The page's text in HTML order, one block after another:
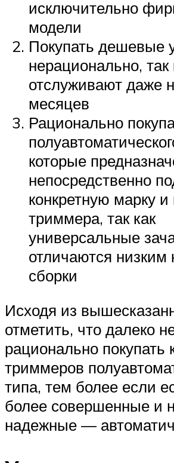
исключительно
модели
Покупать дешевые
нерационально, так
отслуживают даже
месяцев
Рационально
которые
непосредственно
конкретную марку
триммера, так как
универсальные
отличаются низким
сборки
Исходя из
отметить, что далеко
рационально покупать
триммеров
типа, тем более если
более совершенные и
надежные —